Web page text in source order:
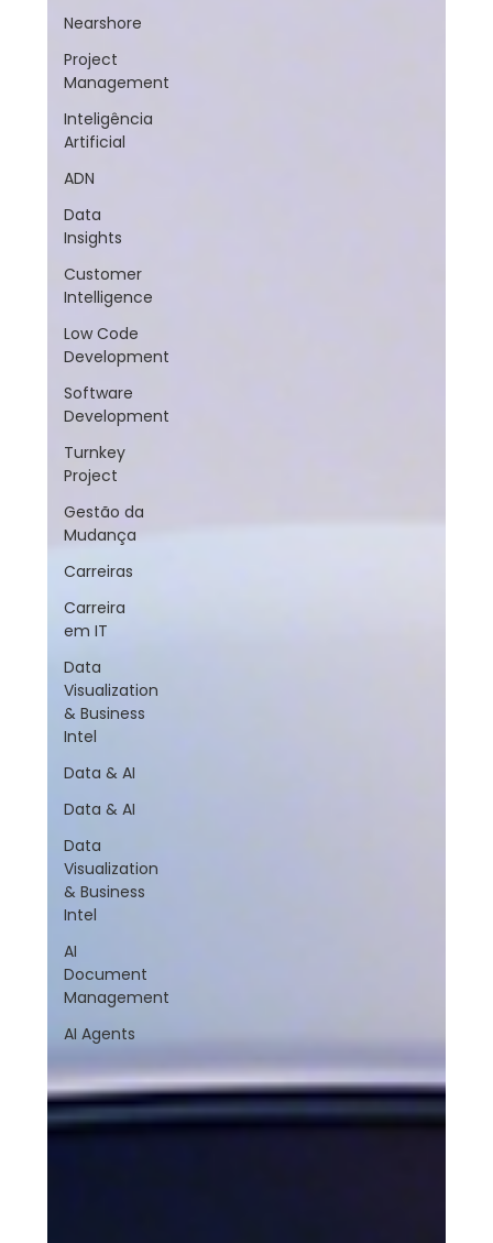
Nearshore
Project
Management
Inteligência
Artificial
ADN
Data
Insights
Customer
Intelligence
Low Code
Development
Software
Development
Turnkey
Project
Gestão da
Mudança
Carreiras
Carreira
em IT
Data
Visualization
& Business
Intel
Data & AI
Data & AI
Data
Visualization
& Business
Intel
AI
Document
Management
AI Agents